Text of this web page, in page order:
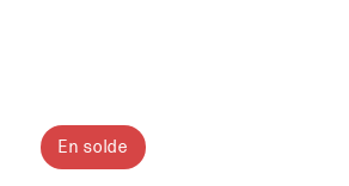
En solde